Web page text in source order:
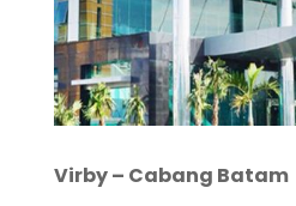
Virby – Cabang Batam